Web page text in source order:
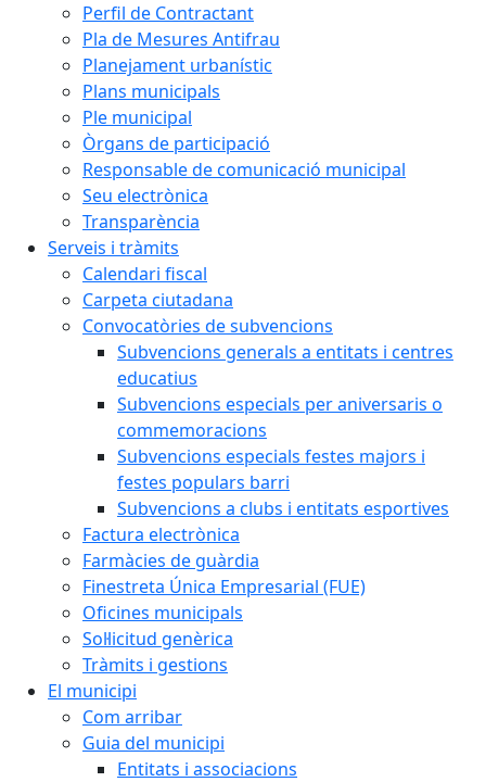
Perfil de Contractant
Pla de Mesures Antifrau
Planejament urbanístic
Plans municipals
Ple municipal
Òrgans de participació
Responsable de comunicació municipal
Seu electrònica
Transparència
Serveis i tràmits
Calendari fiscal
Carpeta ciutadana
Convocatòries de subvencions
Subvencions generals a entitats i centres
educatius
Subvencions especials per aniversaris o
commemoracions
Subvencions especials festes majors i
festes populars barri
Subvencions a clubs i entitats esportives
Factura electrònica
Farmàcies de guàrdia
Finestreta Única Empresarial (FUE)
Oficines municipals
Sol·licitud genèrica
Tràmits i gestions
El municipi
Com arribar
Guia del municipi
Entitats i associacions